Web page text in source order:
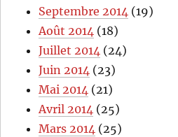
Septembre 2014 (19)
Août 2014 (18)
Juillet 2014 (24)
Juin 2014 (23)
Mai 2014 (21)
Avril 2014 (25)
Mars 2014 (25)